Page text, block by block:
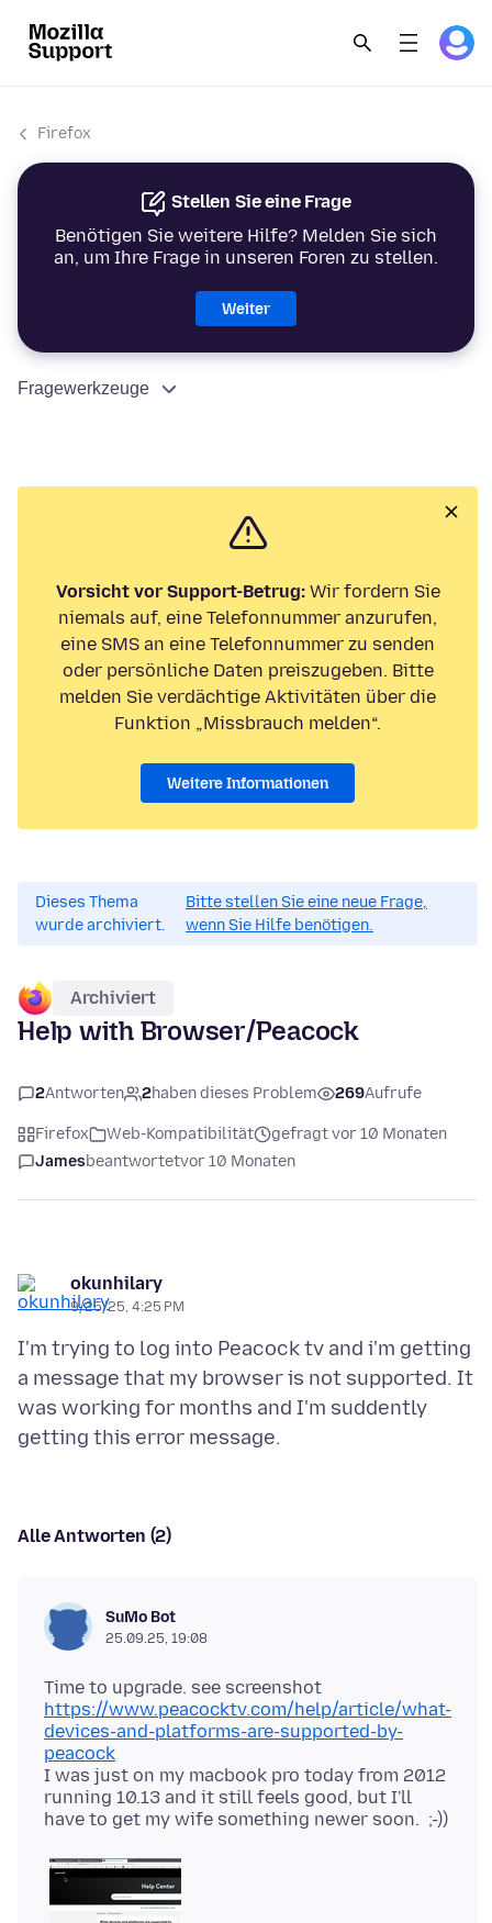
Firefox
Stellen Sie eine Frage
Benötigen Sie weitere Hilfe? Melden Sie sich
an, um Ihre Frage in unseren Foren zu stellen.
Weiter
Fragewerkzeuge
Vorsicht vor Support-Betrug:Wir fordern Sie
niemals auf, eine Telefonnummer anzurufen,
eine SMS an eine Telefonnummer zu senden
oder persönliche Daten preiszugeben. Bitte
melden Sie verdächtige Aktivitäten über die
Funktion „Missbrauch melden“.
Weitere Informationen
Dieses Thema
wurde archiviert.
Bitte stellen Sie eine neue Frage,
wenn Sie Hilfe benötigen.
Archiviert
Help with Browser/Peacock
2Antworten 2haben dieses Problem 269Aufrufe
Firefox Web-Kompatibilität
gefragt vor 10 Monaten
Jamesbeantwortetvor 10 Monaten
okunhilary
9/25/25, 4:25 PM
I'm trying to log into Peacock tv and i'm getting
a message that my browser is not supported. It
was working for months and I'm suddently
Alle Antworten (2)
SuMo Bot
25.09.25, 19:08
https://www.peacocktv.com/help/article/what-
devices-and-platforms-are-supported-by-
peacock
I was just on my macbook pro today from 2012
running 10.13 and it still feels good, but I'll